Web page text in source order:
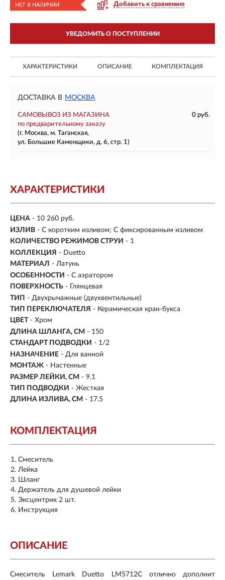
НЕТ В НАЛИЧИИ Добавить к сравнению
УВЕДОМИТЬ О ПОСТУПЛЕНИИ
ХАРАКТЕРИСТИКИ ОПИСАНИЕ КОМПЛЕКТАЦИЯ
ДОСТАВКА В МОСКВА
САМОВЫВОЗ ИЗ МАГАЗИНА
0 руб.
по предварительному заказу
(г. Москва, м. Таганская,
ул. Большие Каменщики, д. 6, стр. 1)
ХАРАКТЕРИСТИКИ
ЦЕНА - 10 260 руб.
ИЗЛИВ - С коротким изливом; С фиксированным изливом
КОЛИЧЕСТВО РЕЖИМОВ СТРУИ - 1
КОЛЛЕКЦИЯ - Duetto
МАТЕРИАЛ - Латунь
ОСОБЕННОСТИ - С аэратором
ПОВЕРХНОСТЬ - Глянцевая
ТИП - Двухрычажные (двухвентильные)
ТИП ПЕРЕКЛЮЧАТЕЛЯ - Керамическая кран-букса
ЦВЕТ - Хром
ДЛИНА ШЛАНГА, СМ - 150
СТАНДАРТ ПОДВОДКИ - 1/2
НАЗНАЧЕНИЕ - Для ванной
МОНТАЖ - Настенные
РАЗМЕР ЛЕЙКИ, СМ - 9.1
ТИП ПОДВОДКИ - Жесткая
ДЛИНА ИЗЛИВА, СМ - 17.5
КОМПЛЕКТАЦИЯ
Смеситель
Лейка
Шланг
Держатель для душевой лейки
Эксцентрик 2 шт.
Инструкция
ОПИСАНИЕ
Смеситель Lemark Duetto LM 5712Cотлично дополнит